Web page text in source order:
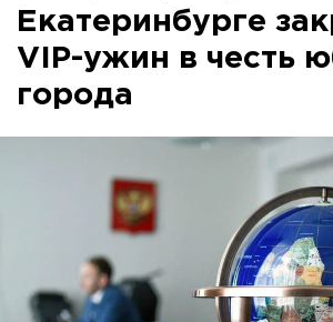
Екатеринбурге
VIP-ужин в честь
города